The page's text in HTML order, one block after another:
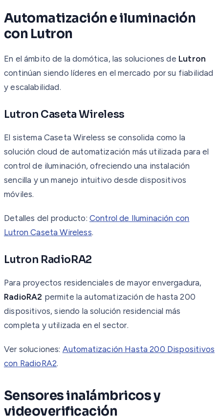
Automatización e iluminación
con Lutron
En el ámbito de la domótica, las soluciones de Lutron
continúan siendo líderes en el mercado por su fiabilidad
y escalabilidad.
Lutron Caseta Wireless
El sistema Caseta Wireless se consolida como la
solución cloud de automatización más utilizada para el
control de iluminación, ofreciendo una instalación
sencilla y un manejo intuitivo desde dispositivos
móviles.
Detalles del producto: Control de Iluminación con
Lutron Caseta Wireless.
Lutron RadioRA2
Para proyectos residenciales de mayor envergadura,
RadioRA2 permite la automatización de hasta 200
dispositivos, siendo la solución residencial más
completa y utilizada en el sector.
Ver soluciones: Automatización Hasta 200 Dispositivos
con RadioRA2.
Sensores inalámbricos y
videoverificación